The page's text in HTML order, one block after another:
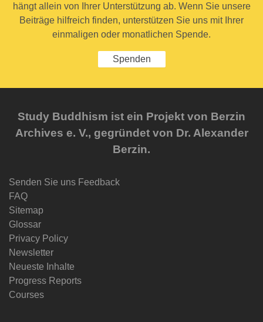
hängt allein von Ihrer Unterstützung ab. Wenn Sie unsere
Beiträge hilfreich finden, unterstützen Sie uns mit Ihrer
einmaligen oder monatlichen Spende.
Spenden
Study Buddhism ist ein Projekt von Berzin
Archives e. V., gegründet von Dr. Alexander
Berzin.
Senden Sie uns Feedback
FAQ
Sitemap
Glossar
Privacy Policy
Newsletter
Neueste Inhalte
Progress Reports
Courses